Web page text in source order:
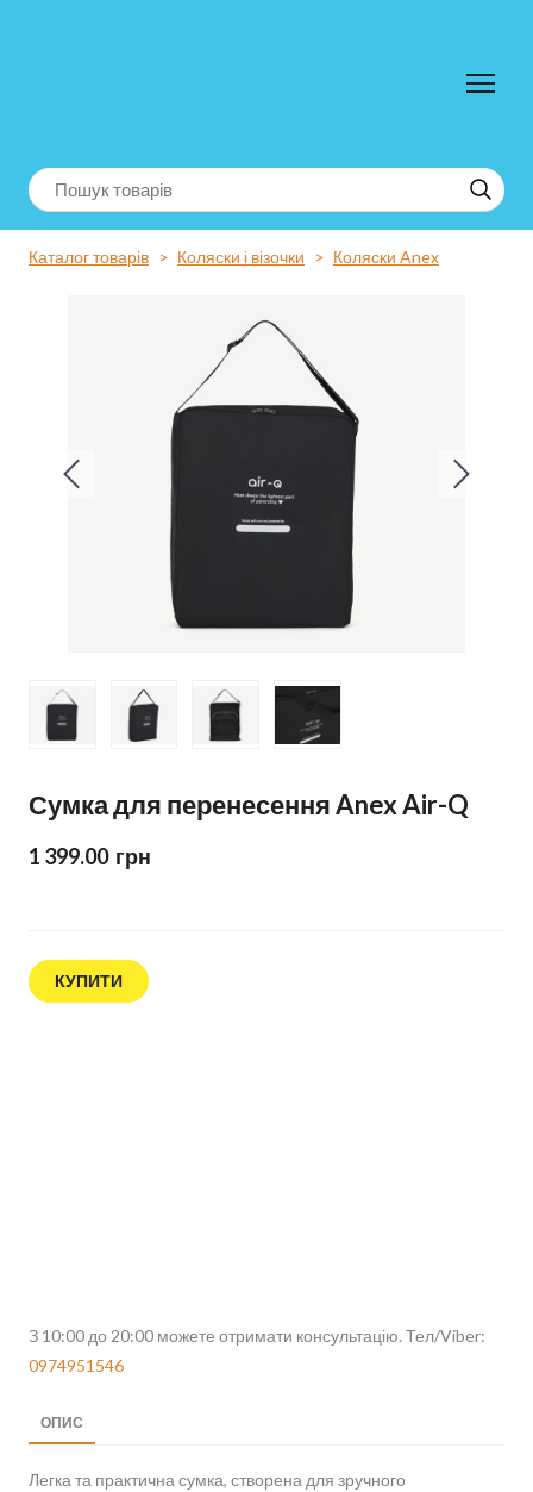
Каталог товарів Коляски і візочки Коляски Anex
Сумка для перенесення Anex Air-Q
1 399.00  грн
КУПИТИ
З 10:00 до 20:00 можете отримати консультацію. Тел/Viber:
0974951546
ОПИС
Легка та практична сумка, створена для зручного